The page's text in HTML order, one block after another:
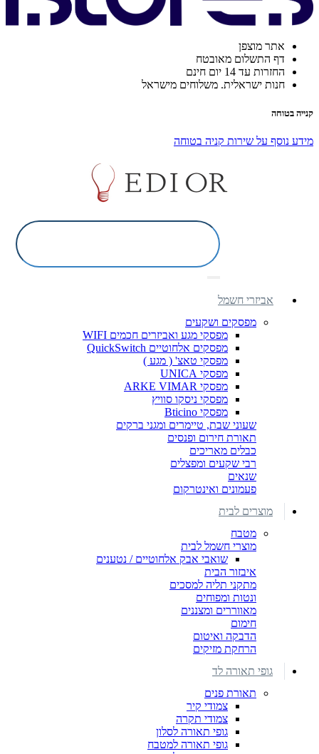
אתר מוצפן
דף התשלום מאובטח
החזרות עד 14 יום חינם
חנות ישראלית. משלוחים מישראל
קנייה בטוחה
מידע נוסף על שירות קניה בטוחה
אביזרי חשמל
מפסקים ושקעים
מפסקי מגע ואביזרים חכמים WIFI
מפסקים אלחוטיים QuickSwitch
מפסקי טאצ' ( מגע )
מפסקי UNICA
מפסקי ARKE VIMAR
מפסקי ניסקו סוויץ
מפסקי Bticino
שעוני שבת, טיימרים ומגני ברקים
תאורת חירום ופנסים
כבלים מאריכים
רבי שקעים ומפצלים
שנאים
פעמונים ואינטרקום
מוצרים לבית
מטבח
מוצרי חשמל לבית
שואבי אבק אלחוטיים / נטענים
איבזור הבית
מתקני תליה למסכים
ונטות ומפוחים
מאווררים ומצננים
חימום
הדבקה ואיטום
הרחקת מזיקים
גופי תאורה לד
תאורת פנים
צמודי קיר
צמודי תקרה
גופי תאורה לסלון
גופי תאורה למטבח